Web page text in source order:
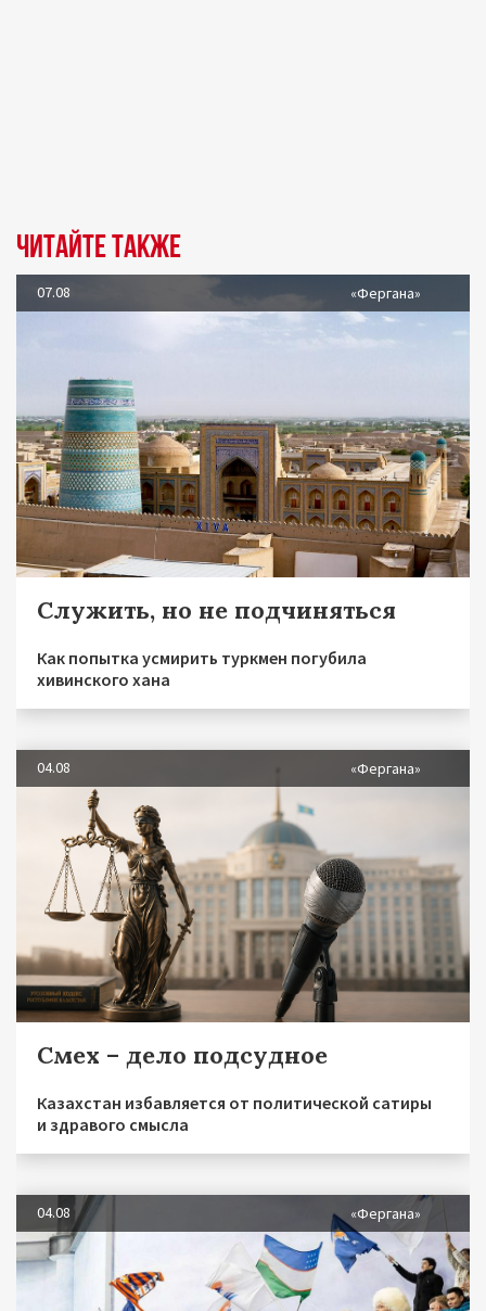
Читайте также
07.08 «Фергана»
Служить, но не подчиняться
Как попытка усмирить туркмен погубила
хивинского хана
04.08 «Фергана»
Смех – дело подсудное
Казахстан избавляется от политической сатиры
и здравого смысла
04.08 «Фергана»